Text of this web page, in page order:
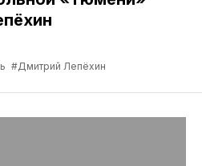
#Дмитрий Лепёхин